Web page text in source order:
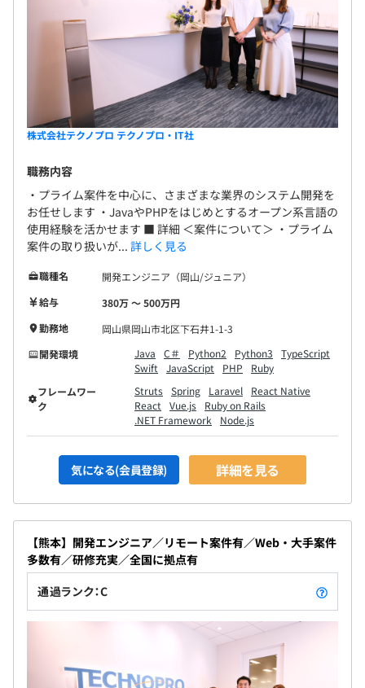
株式会社テクノプロ テクノプロ・IT社
職務内容
・プライム案件を中心に、さまざまな業界のシステム開発を
お任せします ・JavaやPHPをはじめとするオープン系言語の
使用経験を活かせます ■ 詳細 ＜案件について＞ ・プライム
案件の取り扱いが... 詳しく見る
職種名
開発エンジニア（岡山/ジュニア）
給与
380万 〜 500万円
勤務地
岡山県岡山市北区下石井1-1-3
開発環境
Java C＃ Python2 Python3
TypeScript
Swift
JavaScript PHP
Ruby
フレームワー
ク
Struts Spring Laravel
React Native
React
Vue.js
Ruby on Rails
.NET Framework
Node.js
気になる(会員登録) 詳細を見る
【熊本】開発エンジニア／リモート案件有／Web・大手案件
多数有／研修充実／全国に拠点有
通過ランク：C